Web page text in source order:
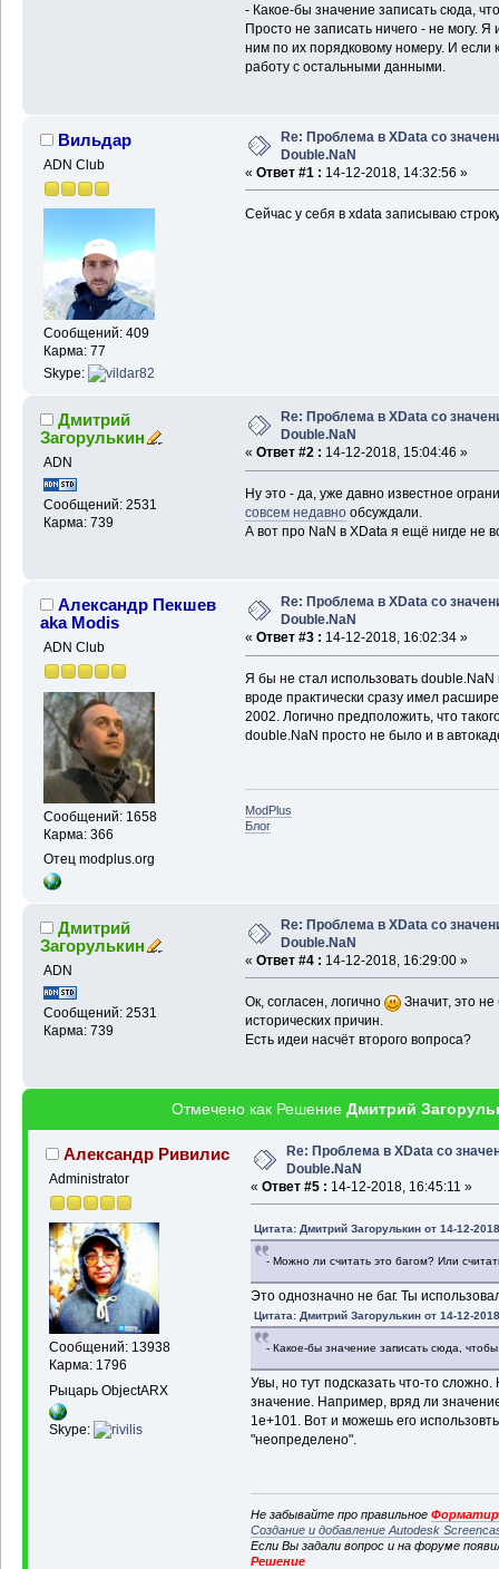
- Какое-бы значение записать сюда,
Просто не записать ничего - не могу.
ним по их порядковому номеру. И если
работу с остальными данными.
Вильдар
ADN Club
Сообщений: 409
Карма: 77
Skype:
Re: Проблема в XData со
Double.NaN
« Ответ #1 : 14-12-2018, 14:32:56 »
Сейчас у себя в xdata записываю
Дмитрий
Загорулькин
ADN
Сообщений: 2531
Карма: 739
Re: Проблема в XData со
Double.NaN
« Ответ #2 : 14-12-2018, 15:04:46 »
Ну это - да, уже давно известное
совсем недавнообсуждали.
А вот про NaN в XData я ещё нигде не
Александр Пекшев
aka Modis
ADN Club
Сообщений: 1658
Карма: 366
Отец modplus.org
Re: Проблема в XData со
Double.NaN
« Ответ #3 : 14-12-2018, 16:02:34 »
Я бы не стал использовать double.NaN
вроде практически сразу имел
2002. Логично предположить, что
double.NaN просто не было и в
ModPlus
Блог
Дмитрий
Загорулькин
ADN
Сообщений: 2531
Карма: 739
Re: Проблема в XData со
Double.NaN
« Ответ #4 : 14-12-2018, 16:29:00 »
Ок, согласен, логично
Значит, это не
исторических причин.
Есть идеи насчёт второго вопроса?
Отмечено как Решение Дмитрий
Александр Ривилис
Administrator
Сообщений: 13938
Карма: 1796
Рыцарь ObjectARX
Skype:
Re: Проблема в XData со
Double.NaN
« Ответ #5 : 14-12-2018, 16:45:11 »
Цитата: Дмитрий Загорулькин от 14-12-
- Можно ли считать это багом? Или
Это однозначно не баг. Ты
Цитата: Дмитрий Загорулькин от 14-12-
- Какое-бы значение записать сюда,
Увы, но тут подсказать что-то
значение. Например, вряд ли
1e+101. Вот и можешь его
"неопределено".
Не забывайте про правильное
Создание и добавление Autodesk
Если Вы задали вопрос и на форуме
Решение